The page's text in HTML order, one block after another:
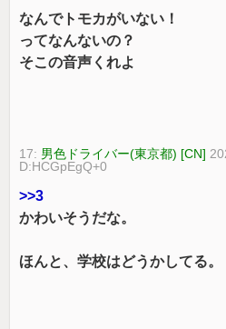
なんでトモカがいない！
ってなんないの？
そこの音声くれよ
17: 男色ドライバー(東京都) [CN]
D:HCGpEgQ+0
>>3
かわいそうだな。
ほんと、学校はどうかしてる。